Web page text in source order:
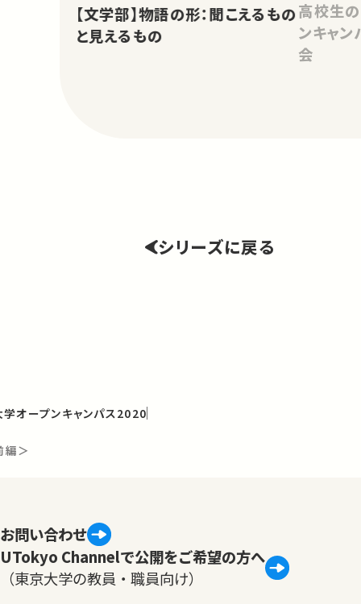
【文学部】物語の形：聞こえるもの
と見えるもの
高校生
ンキャ
会
シリーズに戻る
オープンキャンパス2020
＞
お問い合わせ
UTokyo Channelで公開をご希望の方へ
（東京大学の教員・職員向け）